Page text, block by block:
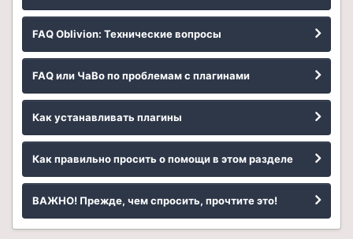
FAQ Oblivion: Технические вопросы
FAQ или ЧаВо по проблемам с плагинами
Как устанавливать плагины
Как правильно просить о помощи в этом разделе
ВАЖНО! Прежде, чем спросить, прочтите это!